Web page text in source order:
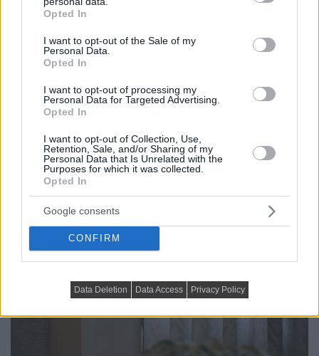
grant or deny consent to Google and its third-party tags to
use your data for below specified purposes in below Google
consent section.
Opted In
I want to opt-out of the Sale of my
Personal Data.
Opted In
I want to opt-out of processing my
Personal Data for Targeted Advertising.
Opted In
I want to opt-out of Collection, Use,
Retention, Sale, and/or Sharing of my
Personal Data that Is Unrelated with the
Purposes for which it was collected.
Opted In
Google consents
CONFIRM
Data Deletion Data Access Privacy Policy